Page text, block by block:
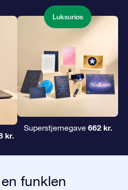
kr.
Luksuriøs
Superstjernegave 662 kr.
funklen